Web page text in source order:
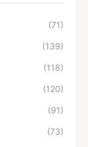
(71)
(139)
(118)
(120)
(91)
(73)